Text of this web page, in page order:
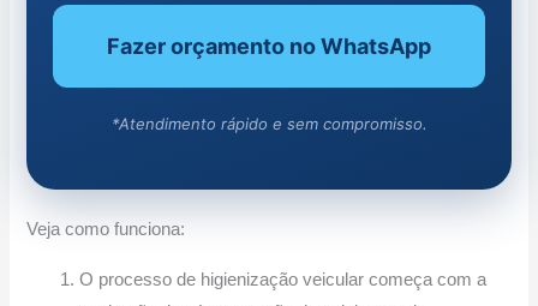
Fazer orçamento no WhatsApp
*Atendimento rápido e sem compromisso.
Veja como funciona:
O processo de higienização veicular começa com a